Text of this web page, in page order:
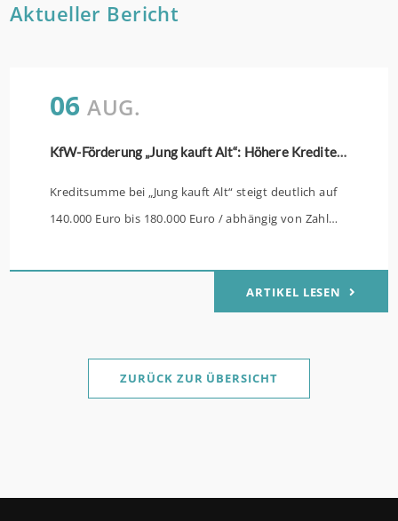
Aktueller Bericht
06 AUG.
KfW-Förderung „Jung kauft Alt“: Höhere Kredite ab August 2026
Kreditsumme bei „Jung kauft Alt“ steigt deutlich auf
140.000 Euro bis 180.000 Euro / abhängig von Zahl
verbilligt: Heutiger Zins bei 0,53 Prozent effektiv bei
35 Jahren Laufzeit und 10 Jahren Zinsbindung
Sanierung in Einzelmaßnahmen ab sofort möglich
ARTIKEL LESEN
ZURÜCK ZUR ÜBERSICHT